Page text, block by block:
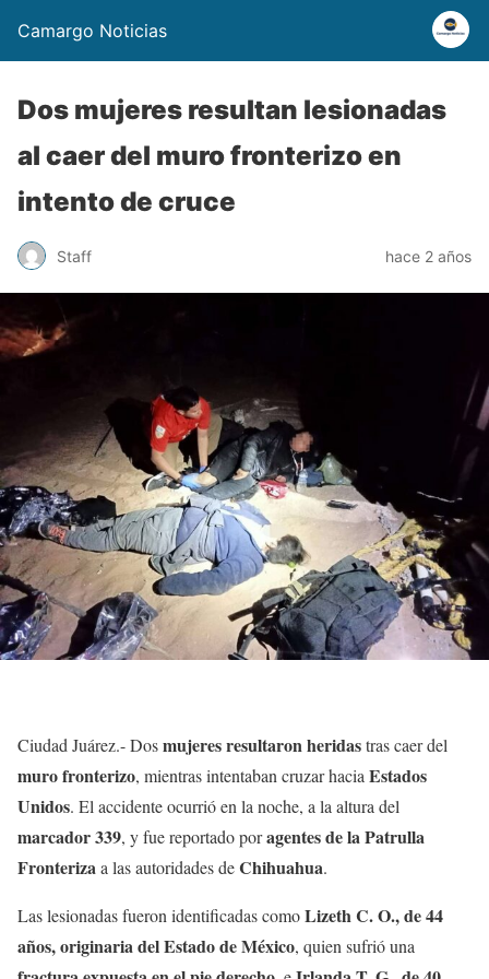
Camargo Noticias
Dos mujeres resultan lesionadas
al caer del muro fronterizo en
intento de cruce
Staff hace 2 años
Ciudad Juárez.- Dosmujeres resultaron heridastras caer del
muro fronterizo, mientras intentaban cruzar haciaEstados
Unidos. El accidente ocurrió en la noche, a la altura del
marcador 339, y fue reportado poragentes de la Patrulla
Fronterizaa las autoridades deChihuahua.
Las lesionadas fueron identificadas comoLizeth C. O., de 44
años, originaria del Estado de México, quien sufrió una